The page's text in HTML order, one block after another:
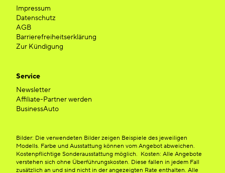
Impressum
Datenschutz
AGB
Barrierefreiheitserklärung
Zur Kündigung
Service
Newsletter
Affiliate-Partner werden
BusinessAuto
Bilder: Die verwendeten Bilder zeigen Beispiele des jeweiligen
Modells. Farbe und Ausstattung können vom Angebot abweichen.
Kostenpflichtige Sonderausstattung möglich. Kosten: Alle Angebote
verstehen sich ohne Überführungskosten. Diese fallen in jedem Fall
zusätzlich an und sind nicht in der angezeigten Rate enthalten. Alle